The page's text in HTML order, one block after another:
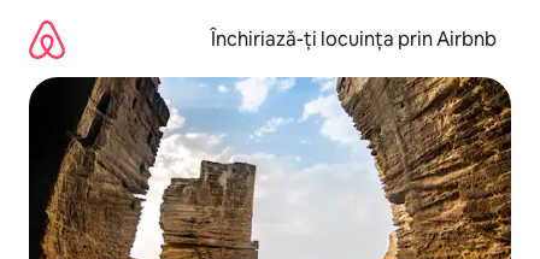
mergi
conținut
Închiriază-ți locuința prin Airbnb